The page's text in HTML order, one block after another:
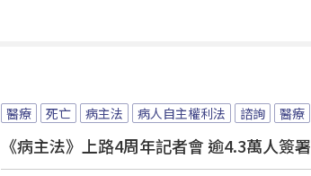
醫療 死亡 病主法 病人自主權利法 諮詢 醫療
《病主法》上路4周年記者會 逾4.3萬人簽署